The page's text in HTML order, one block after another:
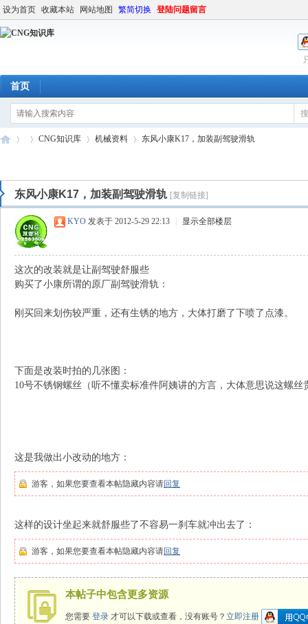
设为首页 收藏本站 网站地图 繁简切换 登陆问题留言
首页
C » ›
CNG知识库 机械资料
›
东风小康K17，加装副驾驶滑轨
东风小康K17，加装副驾驶滑轨 [复制链接]
KYO 发表于 2012-5-29 22:13 显示全部楼层
这次的改装就是让副驾驶舒服些
购买了小康所谓的原厂副驾驶滑轨：
刚买回来划伤较严重，还有生锈的地方，大体打磨了下喷了点漆。
下面是改装时拍的几张图：
10号不锈钢螺丝（听不懂卖标准件阿姨讲的方言，大体意思说这螺
这是我做出小改动的地方：
游客，如果您要查看本帖隐藏内容请回复
这样的设计坐起来就舒服些了不容易一刹车就冲出去了：
游客，如果您要查看本帖隐藏内容请回复
本帖子中包含更多资源
您需要 登录 才可以下载或查看，没有账号？ 立即注册